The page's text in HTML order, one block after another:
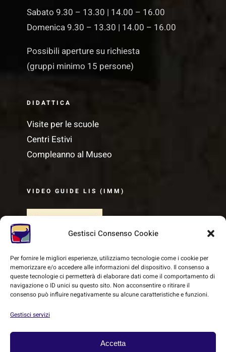
Gestisci Consenso Cookie
Per fornire le migliori esperienze, utilizziamo tecnologie come i cookie per
memorizzare e/o accedere alle informazioni del dispositivo. Il consenso a
queste tecnologie ci permetterà di elaborare dati come il comportamento di
navigazione o ID unici su questo sito. Non acconsentire o ritirare il
consenso può influire negativamente su alcune caratteristiche e funzioni.
Gestisci servizi
Accetta
Sabato 9.30 – 13.30 | 14.00 – 16.00
Domenica 9.30 – 13.30 | 14.00 – 16.00
Possibili aperture su richiesta
(gruppi minimo 15 persone)
DIDATTICA
Visite per le scuole
Centri Estivi
Compleanno al Museo
VIDEO GUIDE LIS (IMM)
2026 | SMEC - Sistema Museale Etrusco